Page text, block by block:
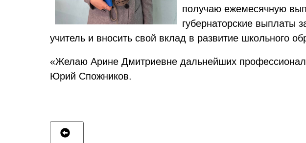
получаю ежемесячную
губернаторские выплаты
учитель и вносить свой вклад в развитие школьного
«Желаю Арине Дмитриевне дальнейших
Юрий Спожников.